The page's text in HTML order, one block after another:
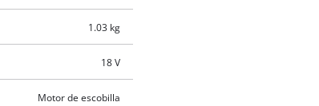
1.03 kg
18 V
Motor de escobilla